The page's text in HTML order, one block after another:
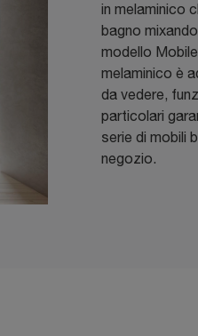
in melaminico
bagno
modello
melaminico è
da vedere,
particolari
serie di mobili
negozio.